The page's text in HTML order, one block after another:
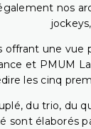
nos
une
et PMUM
les cinq
du trio, du
élaborés